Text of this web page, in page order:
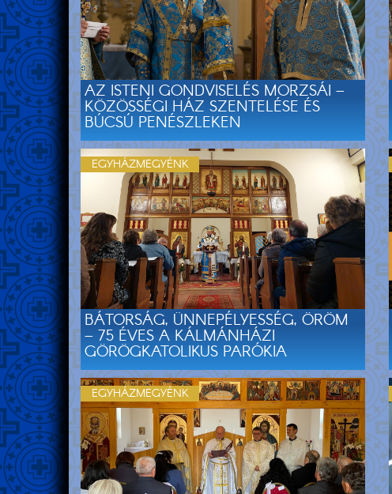
AZ ISTENI GONDVISELÉS MORZSÁI –
KÖZÖSSÉGI HÁZ SZENTELÉSE ÉS
BÚCSÚ PENÉSZLEKEN
BÁTORSÁG, ÜNNEPÉLYESSÉG, ÖRÖM
– 75 ÉVES A KÁLMÁNHÁZI
GÖRÖGKATOLIKUS PARÓKIA
EGYHÁZMEGYÉNK
EGYHÁZMEGYÉNK